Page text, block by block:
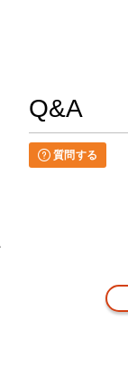
Q&A
質問する